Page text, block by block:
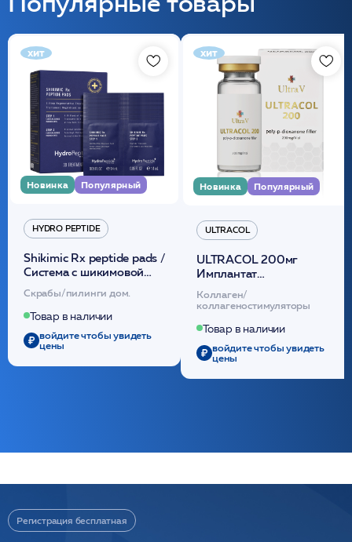
хит
Новинка Популярный
HYDRO PEPTIDE
Shikimic Rx peptide pads /
Cистема с шикимовой
кислотой обновляющая
(30шт) /HP
Скрабы/пилинги дом.
Товар в наличии
войдите чтобы увидеть
цены
хит
Новинка Популярный
ULTRACOL
ULTRACOL 200мг
Имплантат
внутридермальный,
стерильный на основе
полидиоксанона
/ULTRACOL
Коллаген/
коллагеностимуляторы
Товар в наличии
войдите чтобы увидеть
цены
Регистрация бесплатная